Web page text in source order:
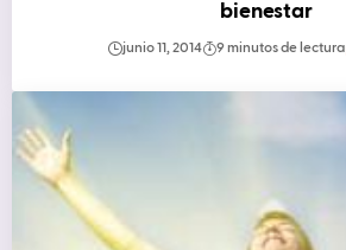
bienestar
junio 11, 2014 9 minutos de lectura